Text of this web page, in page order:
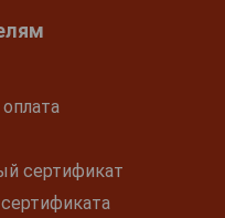
сертификат